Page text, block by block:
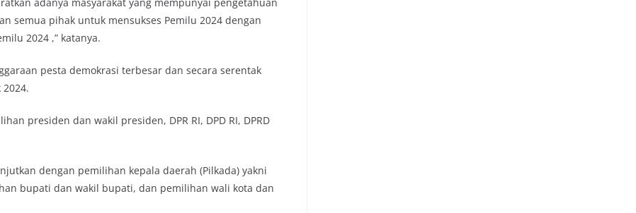
semua pihak untuk mensukses Pemilu 2024 dengan
2024 ,” katanya.
pesta demokrasi terbesar dan secara serentak
presiden dan wakil presiden, DPR RI, DPD RI, DPRD
dengan pemilihan kepala daerah (Pilkada) yakni
bupati dan wakil bupati, dan pemilihan wali kota dan